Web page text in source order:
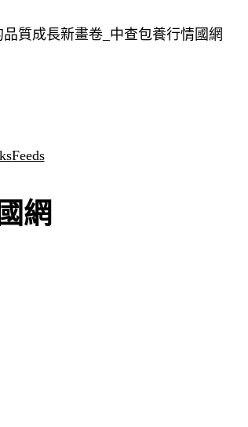
質成長新畫卷_中查包養行情國網
Feeds
網